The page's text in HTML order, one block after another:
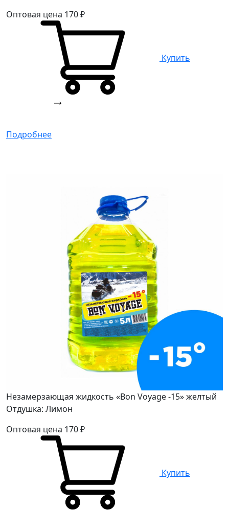
Оптовая цена 170₽
Купить
Подробнее
Незамерзающая жидкость «Bon Voyage -15» желтый
Отдушка: Лимон
Оптовая цена 170₽
Купить